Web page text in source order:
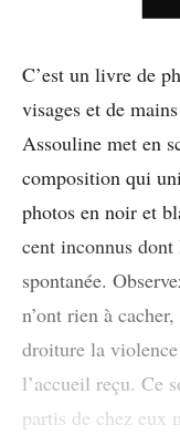
C’est un livre de
visages et de
Assouline met en
composition qui
photos en noir et
cent inconnus dont
spontanée.
n’ont rien à
droiture la
l’accueil reçu. Ce
partis de chez eux